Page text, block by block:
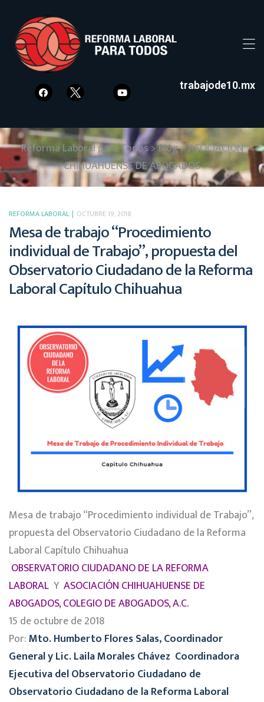
trabajode10.mx
Reforma Laboral para Todos>Blog>ASOCIACIÓN
CHIHUAHUENSE DE ABOGADOS
REFORMA LABORAL OCTUBRE 19, 2018
Mesa de trabajo “Procedimiento
individual de Trabajo”, propuesta del
Observatorio Ciudadano de la Reforma
Laboral Capítulo Chihuahua
Mesa de trabajo “Procedimiento individual de Trabajo”,
propuesta del Observatorio Ciudadano de la Reforma
Laboral Capítulo Chihuahua
OBSERVATORIO CIUDADANO DE LA REFORMA
LABORAL Y ASOCIACIÓN CHIHUAHUENSE DE
ABOGADOS, COLEGIO DE ABOGADOS, A.C.
15 de octubre de 2018
Por:Mto. Humberto Flores Salas, Coordinador
General y Lic. Laila Morales Chávez Coordinadora
Ejecutiva del Observatorio Ciudadano de
Observatorio Ciudadano de la Reforma Laboral